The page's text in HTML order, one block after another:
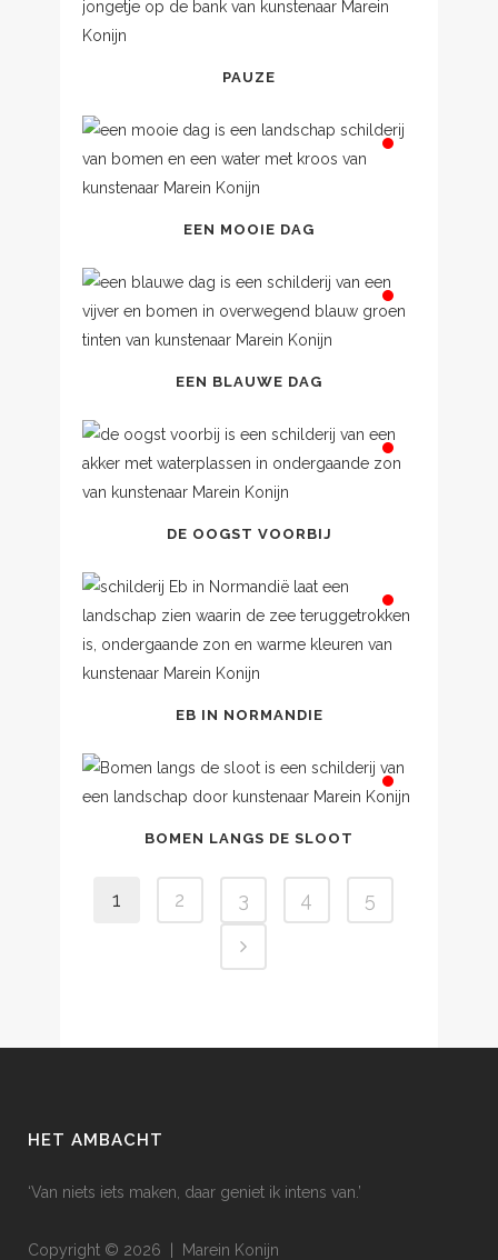
PAUZE
EEN MOOIE DAG
EEN BLAUWE DAG
DE OOGST VOORBIJ
EB IN NORMANDIE
BOMEN LANGS DE SLOOT
1 2 3 4 5
HET AMBACHT
‘Van niets iets maken, daar geniet ik intens van.’
Copyright © 2026 | Marein Konijn